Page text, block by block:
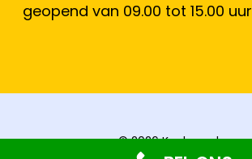
geopend van 09.00 tot 15.00 uur
© 2026 Keukenschuur.